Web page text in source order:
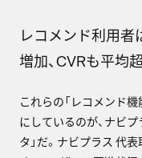
レコメンド利用
増加、CVRも平均
これらの「レコメンド機
にしているのが、ナビ
タ」だ。ナビプラス 代